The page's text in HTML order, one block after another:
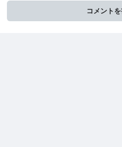
コメントを